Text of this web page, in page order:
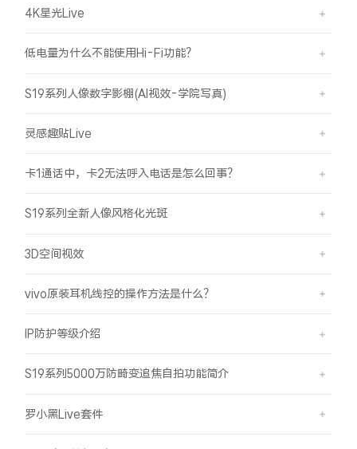
4K星光Live
低电量为什么不能使用Hi-Fi功能？
S19系列人像数字影棚(AI视效-学院写真)
灵感趣贴Live
卡1通话中，卡2无法呼入电话是怎么回事？
S19系列全新人像风格化光斑
3D空间视效
vivo原装耳机线控的操作方法是什么？
IP防护等级介绍
S19系列5000万防畸变追焦自拍功能简介
罗小黑Live套件